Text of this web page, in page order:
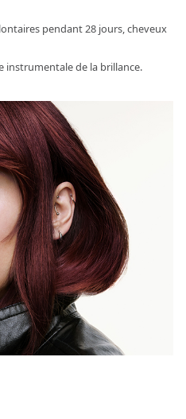
pendant 28 jours, cheveux
instrumentale de la brillance.